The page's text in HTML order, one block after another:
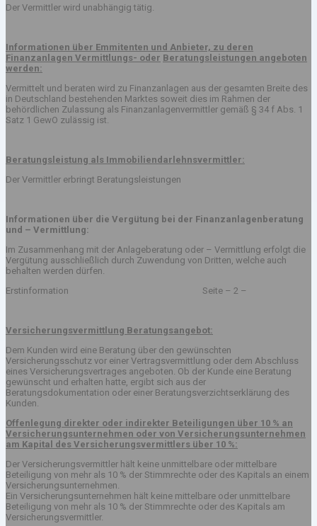
Der Vermittler wird unabhängig tätig.
Informationen über Emmitenten und Anbieter, zu deren
Finanzanlagen Vermittlungs- oder Beratungsleistungen angeboten
werden:
Vermittelt und beraten wird zu Finanzanlagen aus der gesamten Breite des
in Deutschland bestehenden Marktes soweit dies im Rahmen der
behördlichen Zulassung als Finanzanlagenvermittler gemäß § 34 f Abs. 1
Satz 1 GewO zulässig ist.
Beratungsleistung als Immobiliendarlehnsvermittler:
Der Vermittler erbringt Beratungsleistungen
Informationen über die Vergütung bei der Finanzanlagenberatung
und – Vermittlung:
Im Zusammenhang mit der Anlageberatung oder – Vermittlung erfolgt die
Vergütung ausschließlich durch Zuwendung von Dritten, welche auch
behalten werden dürfen.
Erstinformation Seite – 2 –
Versicherungsvermittlung Beratungsangebot:
Dem Kunden wird eine Beratung über den gewünschten
Versicherungsschutz vor einer Vertragsvermittlung oder dem Abschluss
eines Versicherungsvertrages angeboten. Ob der Kunde eine Beratung
gewünscht und erhalten hatte, ergibt sich aus der
Beratungsdokumentation oder einer Beratungsverzichtserklärung des
Kunden.
Offenlegung direkter oder indirekter Beteiligungen über 10 % an
Versicherungsunternehmen oder von Versicherungsunternehmen
am Kapital des Versicherungsvermittlers über 10 %:
Der Versicherungsvermittler hält keine unmittelbare oder mittelbare
Beteiligung von mehr als 10 % der Stimmrechte oder des Kapitals an einem
Versicherungsunternehmen.
Ein Versicherungsunternehmen hält keine mittelbare oder unmittelbare
Beteiligung von mehr als 10 % der Stimmrechte oder des Kapitals am
Versicherungsvermittler.